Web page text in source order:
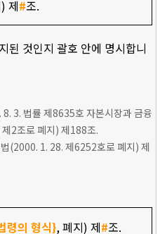
제#조.
된 것인지 괄호 안에 명시합니
3. 법률 제8635호 자본시장과 금융
2조로 폐지) 제188조.
(2000. 1. 28. 제6252호로 폐지) 제
령의 형식}, 폐지) 제#조.